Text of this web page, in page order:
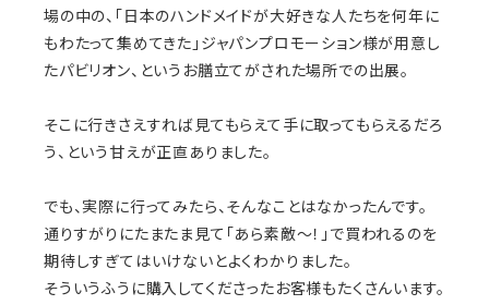
場の中の、「日本のハンドメイドが大好きな人たちを何年に
もわたって集めてきた」ジャパンプロモーション様が用意し
たパビリオン、というお膳立てがされた場所での出展。
そこに行きさえすれば見てもらえて手に取ってもらえるだろ
う、という甘えが正直ありました。
でも、実際に行ってみたら、そんなことはなかったんです。
通りすがりにたまたま見て「あら素敵～！」で買われるのを
期待しすぎてはいけないとよくわかりました。
そういうふうに購入してくださったお客様もたくさんいます。